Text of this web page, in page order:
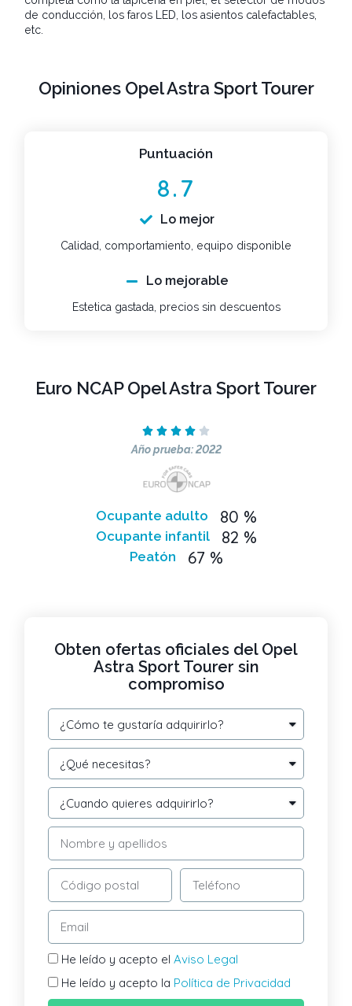
de conducción, los faros LED, los asientos calefactables,
etc.
Opiniones Opel Astra Sport Tourer
Puntuación
8.7
Lo mejor
Calidad, comportamiento, equipo disponible
Lo mejorable
Estetica gastada, precios sin descuentos
Euro NCAP Opel Astra Sport Tourer
    
Año prueba: 2022
Ocupante adulto 80 %
Ocupante infantil 82 %
Peatón 67 %
Obten ofertas oficiales del Opel
Astra Sport Tourer sin
compromiso
He leído y acepto elAviso Legal
He leído y acepto la Política de Privacidad